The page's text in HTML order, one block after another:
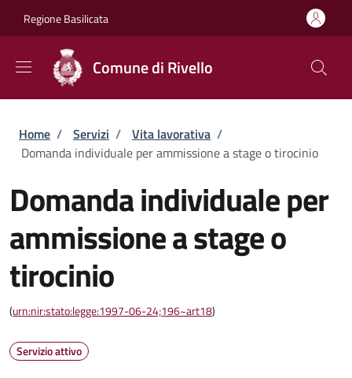
Regione Basilicata
Comune di Rivello
Briciole di pane
Home / Servizi / Vita lavorativa /
Domanda individuale per ammissione a stage o tirocinio
Domanda individuale per
ammissione a stage o
tirocinio
(urn:nir:stato:legge:1997-06-24;196~art18)
Servizio attivo